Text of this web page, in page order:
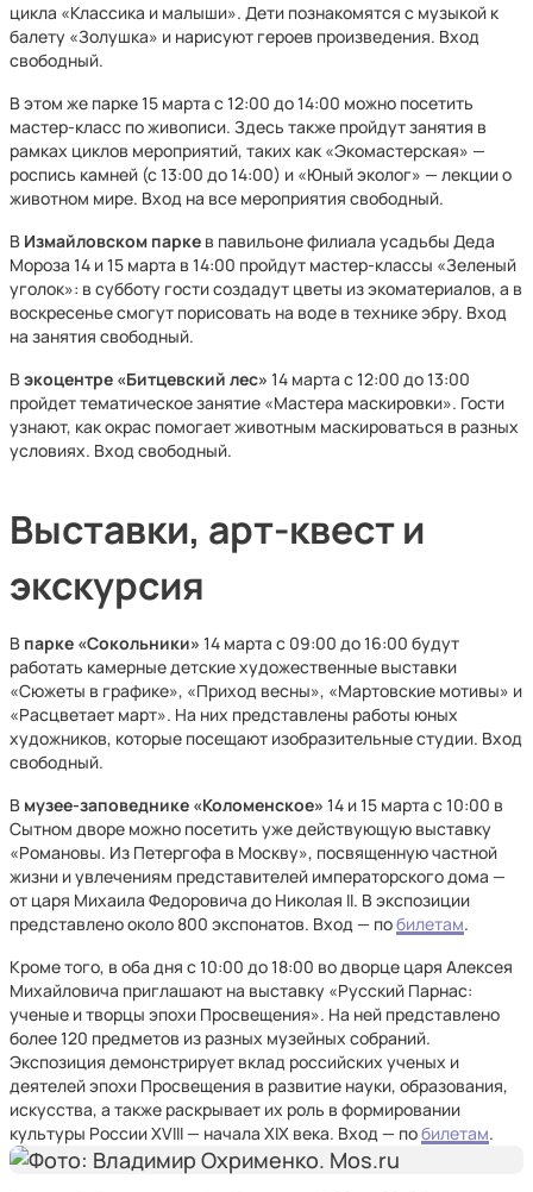
цикла «Классика и малыши». Дети познакомятся с музыкой к
балету «Золушка» и нарисуют героев произведения. Вход
свободный.
В этом же парке 15 марта с 12:00 до 14:00 можно посетить
мастер-класс по живописи. Здесь также пройдут занятия в
рамках циклов мероприятий, таких как «Экомастерская» —
роспись камней (с 13:00 до 14:00) и «Юный эколог» — лекции о
животном мире. Вход на все мероприятия свободный.
В Измайловском парке в павильоне филиала усадьбы Деда
Мороза 14 и 15 марта в 14:00 пройдут мастер-классы «Зеленый
уголок»: в субботу гости создадут цветы из экоматериалов, а в
воскресенье смогут порисовать на воде в технике эбру. Вход
на занятия свободный.
Вэкоцентре «Битцевский лес» 14 марта с 12:00 до 13:00
пройдет тематическое занятие «Мастера маскировки». Гости
узнают, как окрас помогает животным маскироваться в разных
условиях. Вход свободный.
Выставки, арт-квест и
экскурсия
В парке «Сокольники» 14 марта с 09:00 до 16:00 будут
работать камерные детские художественные выставки
«Сюжеты в графике», «Приход весны», «Мартовские мотивы» и
«Расцветает март». На них представлены работы юных
художников, которые посещают изобразительные студии. Вход
свободный.
В музее-заповеднике «Коломенское» 14 и 15 марта с 10:00 в
Сытном дворе можно посетить уже действующую выставку
«Романовы. Из Петергофа в Москву», посвященную частной
жизни и увлечениям представителей императорского дома —
от царя Михаила Федоровича до Николая II. В экспозиции
представлено около 800 экспонатов. Вход — побилетам.
Кроме того, в оба дня с 10:00 до 18:00 во дворце царя Алексея
Михайловича приглашают на выставку «Русский Парнас:
ученые и творцы эпохи Просвещения». На ней представлено
более 120 предметов из разных музейных собраний.
Экспозиция демонстрирует вклад российских ученых и
деятелей эпохи Просвещения в развитие науки, образования,
искусства, а также раскрывает их роль в формировании
культуры России XVIII — начала XIX века. Вход — побилетам.